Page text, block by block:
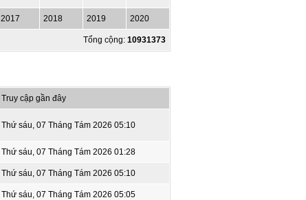
2017 2018 2019 2020
Tổng cộng: 10931373
Truy cập gần đây
Thứ sáu, 07 Tháng Tám 2026 05:10
Thứ sáu, 07 Tháng Tám 2026 01:28
Thứ sáu, 07 Tháng Tám 2026 05:10
Thứ sáu, 07 Tháng Tám 2026 05:05